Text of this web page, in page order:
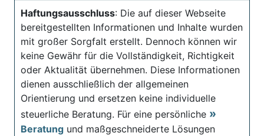
Haftungsausschluss: Die auf dieser Webseite
bereitgestellten Informationen und Inhalte wurden
mit großer Sorgfalt erstellt. Dennoch können wir
keine Gewähr für die Vollständigkeit, Richtigkeit
oder Aktualität übernehmen. Diese Informationen
dienen ausschließlich der allgemeinen
Orientierung und ersetzen keine individuelle
steuerliche Beratung. Für eine persönliche
Beratung und maßgeschneiderte Lösungen